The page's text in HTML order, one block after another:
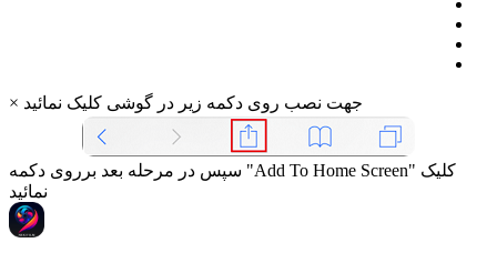
× جهت نصب روی دکمه زیر در گوشی کلیک نمائید
سپس در مرحله بعد برروی دکمه "Add To Home Screen" کلیک
نمائید